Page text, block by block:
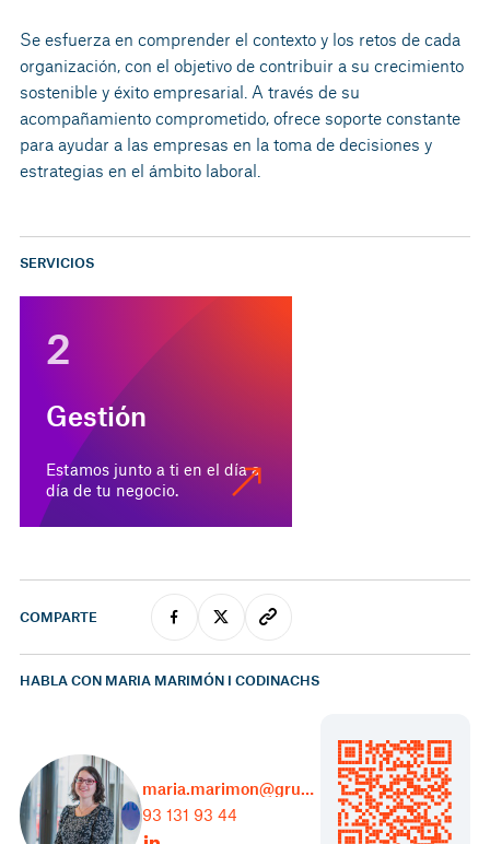
Se esfuerza en comprender el contexto y los retos de cada
organización, con el objetivo de contribuir a su crecimiento
sostenible y éxito empresarial. A través de su
acompañamiento comprometido, ofrece soporte constante
para ayudar a las empresas en la toma de decisiones y
estrategias en el ámbito laboral.
SERVICIOS
2
Gestión
Estamos junto a ti en el día a
día de tu negocio.
COMPARTE
HABLA CON MARIA MARIMÓN I CODINACHS
maria.marimon@grupcarles.com
93 131 93 44